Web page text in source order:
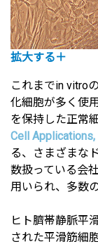
拡大する＋
これまでin vitro
化細胞が多く使
を保持した正常
Cell Applications,
る、さまざまな
数扱っている会
用いられ、多数
ヒト臍帯静脈平
された平滑筋細